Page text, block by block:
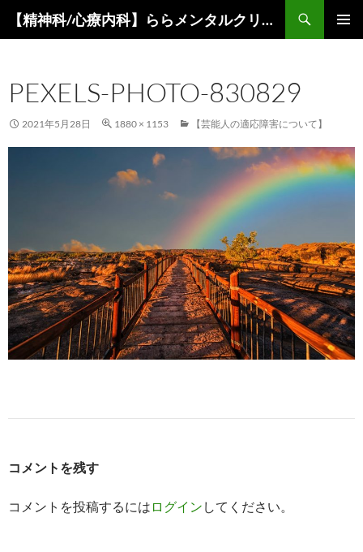
ツ
へ
ス
キ
【精神科/心療内科】ららメンタルクリニック
PEXELS-PHOTO-830829
2021年5月28日 1880 × 1153 【芸能人の適応障害について】
コメントを残す
コメントを投稿するには ログイン してください。